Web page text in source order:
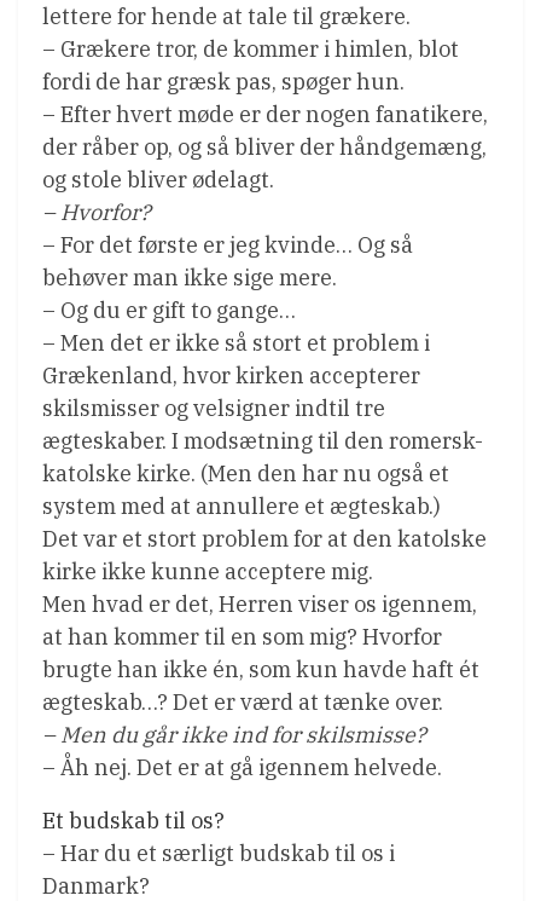
lettere for hende at tale til grækere.
– Grækere tror, de kommer i himlen, blot
fordi de har græsk pas, spøger hun.
– Efter hvert møde er der nogen fanatikere,
der råber op, og så bliver der håndgemæng,
og stole bliver ødelagt.
– Hvorfor?
– For det første er jeg kvinde… Og så
behøver man ikke sige mere.
– Og du er gift to gange…
– Men det er ikke så stort et problem i
Grækenland, hvor kirken accepterer
skilsmisser og velsigner indtil tre
ægteskaber. I modsætning til den romersk-
katolske kirke. (Men den har nu også et
system med at annullere et ægteskab.)
Det var et stort problem for at den katolske
kirke ikke kunne acceptere mig.
Men hvad er det, Herren viser os igennem,
at han kommer til en som mig? Hvorfor
brugte han ikke én, som kun havde haft ét
ægteskab…? Det er værd at tænke over.
– Men du går ikke ind for skilsmisse?
– Åh nej. Det er at gå igennem helvede.
Et budskab til os?
– Har du et særligt budskab til os i
Danmark?